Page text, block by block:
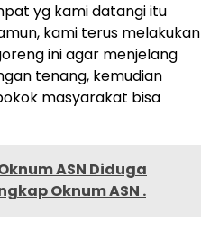
yg kami datangi itu
kami terus melakukan
ini agar menjelang
tenang, kemudian
masyarakat bisa
ASN Diduga
Oknum ASN .